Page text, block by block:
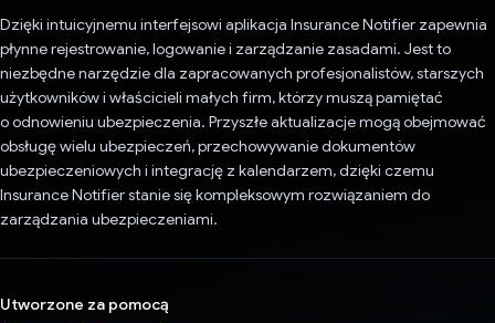
Dzięki intuicyjnemu interfejsowi aplikacja Insurance Notifier zapewnia
płynne rejestrowanie, logowanie i zarządzanie zasadami. Jest to
niezbędne narzędzie dla zapracowanych profesjonalistów, starszych
użytkowników i właścicieli małych firm, którzy muszą pamiętać
o odnowieniu ubezpieczenia. Przyszłe aktualizacje mogą obejmować
obsługę wielu ubezpieczeń, przechowywanie dokumentów
ubezpieczeniowych i integrację z kalendarzem, dzięki czemu
Insurance Notifier stanie się kompleksowym rozwiązaniem do
zarządzania ubezpieczeniami.
Utworzone za pomocą